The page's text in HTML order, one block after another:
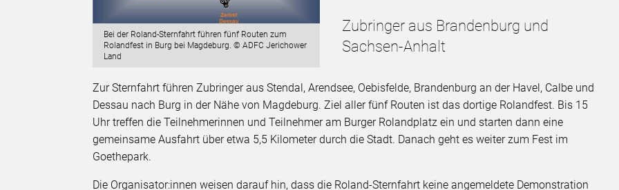
Bei der Roland-Sternfahrt führen fünf Routen zum
Rolandfest in Burg bei Magdeburg. © ADFC Jerichower
Land
Zubringer aus Brandenburg und
Sachsen-Anhalt
Zur Sternfahrt führen Zubringer aus Stendal, Arendsee, Oebisfelde, Brandenburg an der Havel, Calbe und
Dessau nach Burg in der Nähe von Magdeburg. Ziel aller fünf Routen ist das dortige Rolandfest. Bis 15
Uhr treffen die Teilnehmerinnen und Teilnehmer am Burger Rolandplatz ein und starten dann eine
gemeinsame Ausfahrt über etwa 5,5 Kilometer durch die Stadt. Danach geht es weiter zum Fest im
Goethepark.
Die Organisator:innen weisen darauf hin, dass die Roland-Sternfahrt keine angemeldete Demonstration